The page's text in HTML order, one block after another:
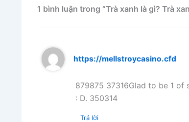
1 bình luận trong “Trà xanh là gì? Trà
https://mellstroycasino.cfd
879875 37316Glad to be 1
: D. 350314
Trả lời